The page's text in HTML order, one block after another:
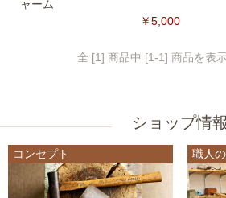
ャーム
￥5,000
全 [1] 商品中 [1-1] 商品を表
ショップ情報
コンセプト 職人